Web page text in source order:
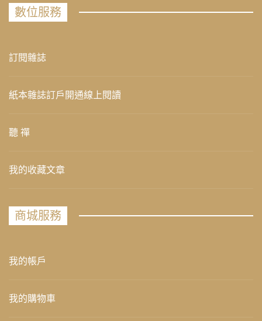
數位服務
訂閱雜誌
紙本雜誌訂戶開通線上閱讀
聽 禪
我的收藏文章
商城服務
我的帳戶
我的購物車